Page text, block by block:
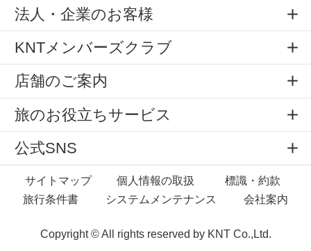
法人・企業のお客様
KNTメンバーズクラブ
店舗のご案内
旅のお役立ちサービス
公式SNS
サイトマップ 個人情報の取扱
標識・約款
旅行条件書
システムメンテナンス 会社案内
Copyright © All rights reserved by KNT Co.,Ltd.